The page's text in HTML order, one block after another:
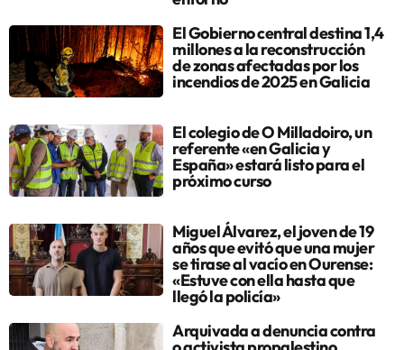
El Gobierno central destina 1,4
millones a la reconstrucción
de zonas afectadas por los
incendios de 2025 en Galicia
El colegio de O Milladoiro, un
referente «en Galicia y
España» estará listo para el
próximo curso
Miguel Álvarez, el joven de 19
años que evitó que una mujer
se tirase al vacío en Ourense:
«Estuve con ella hasta que
llegó la policía»
Arquivada a denuncia contra